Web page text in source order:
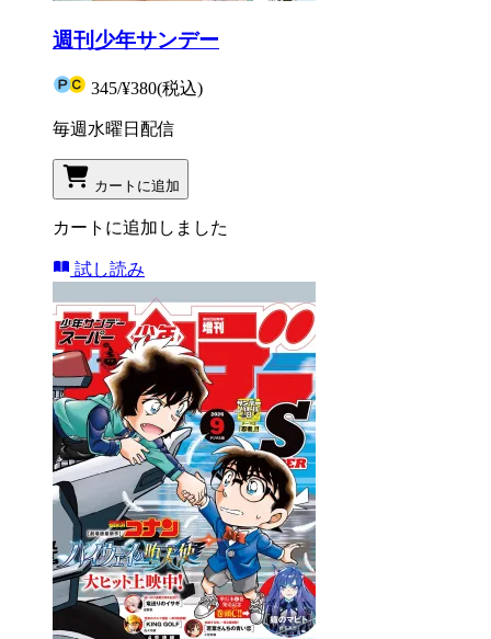
週刊少年サンデー
345/¥380(税込)
毎週水曜日配信
カートに追加
カートに追加しました
試し読み